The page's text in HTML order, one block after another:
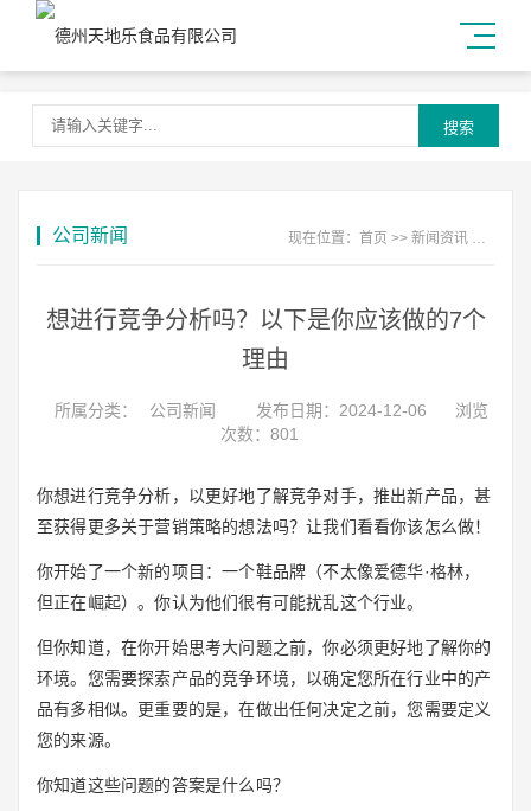
搜索
公司新闻 现在位置：首页 >>新闻资讯
想进行竞争分析吗？以下是你应该做的7个
理由
所属分类： 公司新闻 发布日期：2024-12-06
浏览
次数：801
你想进行竞争分析，以更好地了解竞争对手，推出新产品，甚
至获得更多关于营销策略的想法吗？让我们看看你该怎么做！
你开始了一个新的项目：一个鞋品牌（不太像爱德华·格林，
但正在崛起）。你认为他们很有可能扰乱这个行业。
但你知道，在你开始思考大问题之前，你必须更好地了解你的
环境。您需要探索产品的竞争环境，以确定您所在行业中的产
品有多相似。更重要的是，在做出任何决定之前，您需要定义
您的来源。
你知道这些问题的答案是什么吗？